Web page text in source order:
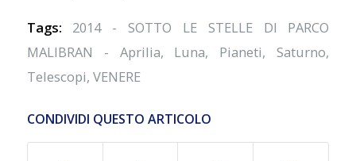
Tags:
2014 - SOTTO LE STELLE DI PARCO
MALIBRAN - Aprilia, Luna, Pianeti,Saturno,
Telescopi, VENERE
CONDIVIDI QUESTO ARTICOLO